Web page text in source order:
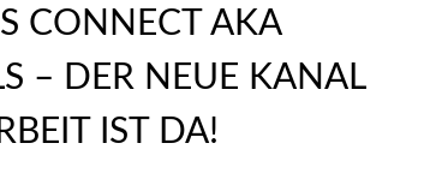
CONNECT AKA
– DER NEUE KANAL
IST DA!